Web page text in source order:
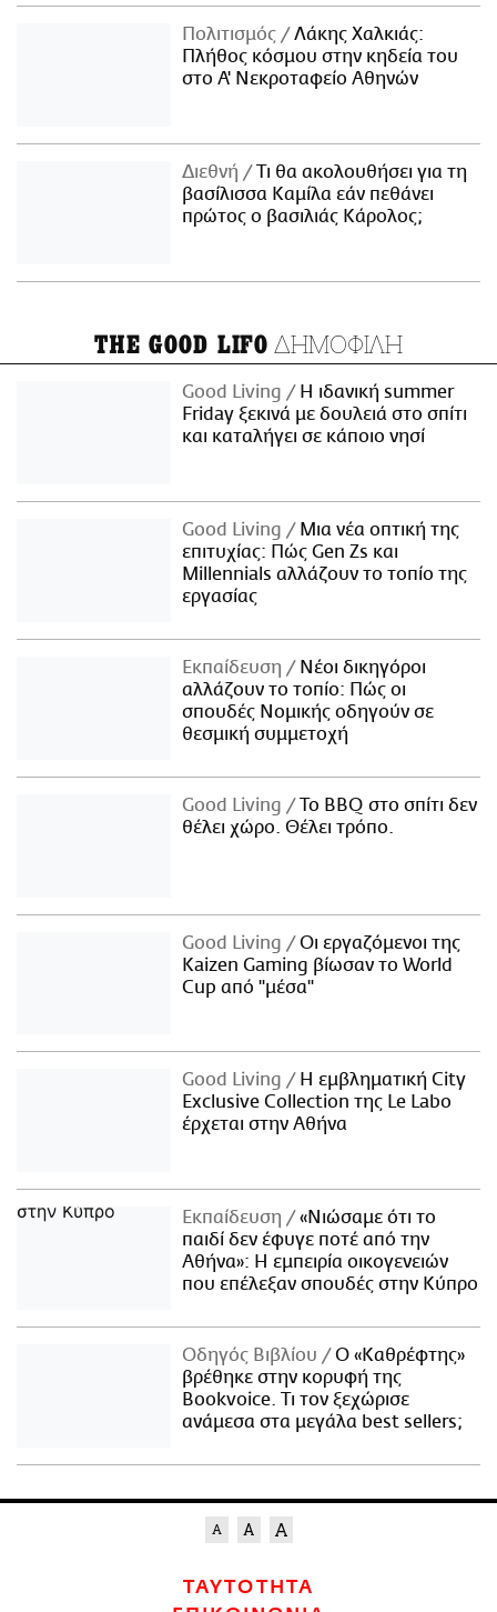
Πολιτισμός
Λάκης Χαλκιάς:
Πλήθος κόσμου στην κηδεία του
στο Α' Νεκροταφείο Αθηνών
Διεθνή
Τι θα ακολουθήσει για τη
βασίλισσα Καμίλα εάν πεθάνει
πρώτος ο βασιλιάς Κάρολος;
THE GOOD LIFO ΔΗΜΟΦΙΛΗ
Good Living
Η ιδανική summer
Friday ξεκινά με δουλειά στο σπίτι
και καταλήγει σε κάποιο νησί
Good Living
Μια νέα οπτική της
επιτυχίας: Πώς Gen Zs και
Millennials αλλάζουν το τοπίο της
εργασίας
Εκπαίδευση
Νέοι δικηγόροι
αλλάζουν το τοπίο: Πώς οι
σπουδές Νομικής οδηγούν σε
θεσμική συμμετοχή
Good Living
Το BBQ στο σπίτι δεν
θέλει χώρο. Θέλει τρόπο.
Good Living
Οι εργαζόμενοι της
Kaizen Gaming βίωσαν το World
Cup από "μέσα"
Good Living
Η εμβληματική City
Exclusive Collection της Le Labo
έρχεται στην Αθήνα
Εκπαίδευση
«Νιώσαμε ότι το
παιδί δεν έφυγε ποτέ από την
Αθήνα»: Η εμπειρία οικογενειών
που επέλεξαν σπουδές στην Κύπρο
Οδηγός Βιβλίου
Ο «Καθρέφτης»
βρέθηκε στην κορυφή της
Bookvoice. Τι τον ξεχώρισε
ανάμεσα στα μεγάλα best sellers;
ΤΑΥΤΟΤΗΤΑ